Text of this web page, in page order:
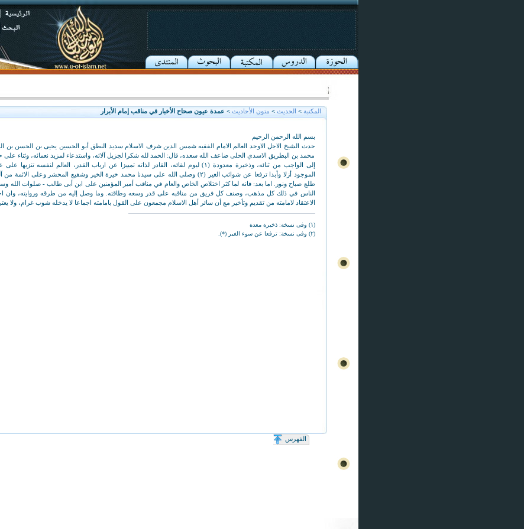
المكتبة > الحديث > متون الأحاديث > عمدة عيون صحاح الأخبار في مناقب إمام الأبرار
بسم الله الرحمن الرحيم
حدث الشيخ الاجل الاوحد العالم الامام الفقيه شمس الدين شرف الاسلام سديد النطق أبو الحسين يحيى بن الحسن بن
محمد بن البطريق الاسدي الحلى ضاعف الله سعده، قال: الحمد لله شكرا لجزيل آلائه، واستدعاء لمزيد نعمائه، وثناء على
إلى الواجب من ثنائه، وذخيرة معدودة (١) ليوم لقائه، القادر لذاته تمييزا عن ارباب القدر، العالم لنفسه
الموجود أزلا وأبدا ترفعا عن شوائب الغير (٢) وصلى الله على سيدنا محمد خيرة الخير وشفيع المحشر وعلى
طلع صباح ونور. اما بعد: فانه لما كثر اختلاص الخاص والعام في مناقب أمير المؤمنين على ابن أبى طالب - صلوات الله
الناس في ذلك كل مذهب، وصنف كل فريق من مناقبه على قدر وسعه وطاقته. وما وصل إليه من طرقه وروايته، وان
الاعتقاد لامامته من تقديم وتأخير مع أن سائر أهل الاسلام مجمعون على القول بامامته اجماعا لا يدخله شوب غرام، ولا
(١) وفى نسخة: ذخيرة معدة
(٢) وفى نسخة: ترفعا عن سوء الغير (*).
الفهرس